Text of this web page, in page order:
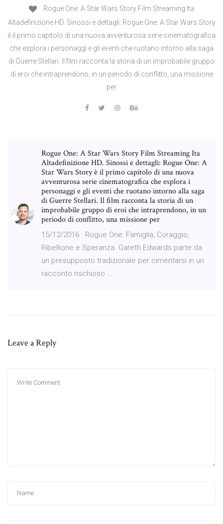
Rogue One: A Star Wars Story Film Streaming Ita
Altadefinizione HD. Sinossi e dettagli: Rogue One: A Star Wars Story
è il primo capitolo di una nuova avventurosa serie cinematografica
che esplora i personaggi e gli eventi che ruotano intorno alla saga
di Guerre Stellari. Il film racconta la storia di un improbabile gruppo
di eroi che intraprendono, in un periodo di conflitto, una missione
per
Rogue One: A Star Wars Story Film Streaming Ita
Altadefinizione HD. Sinossi e dettagli: Rogue One: A
Star Wars Story è il primo capitolo di una nuova
avventurosa serie cinematografica che esplora i
personaggi e gli eventi che ruotano intorno alla saga
di Guerre Stellari. Il film racconta la storia di un
improbabile gruppo di eroi che intraprendono, in un
periodo di conflitto, una missione per
15/12/2016 · Rogue One: Famiglia, Coraggio,
Ribellione e Speranza. Gareth Edwards parte da
un presupposto tradizionale per cimentarsi in un
racconto rischioso …
Leave a Reply